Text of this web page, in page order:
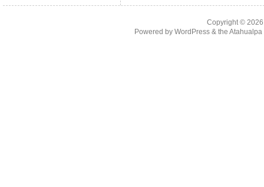
Copyright ©
Powered by WordPress& the Atahualpa